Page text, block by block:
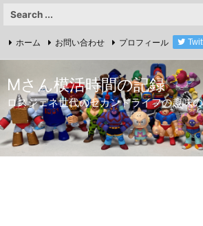
ホーム お問い合わせ プロフィール
Mさん模活時間の記録
ロスジェネ世代のセカンドライフの趣味